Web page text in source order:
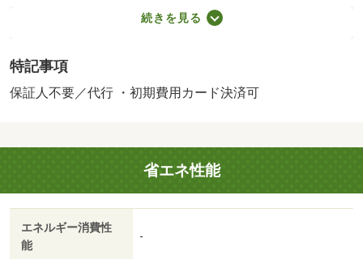
具家電付等を除く）。・賃貸保証等：加入要（【個人契
約】 初回契約事務手数料：３３，０００円（税込）、月
ゾンパートナーズ）・維持費等：町内会費月額５００円／
月・シャーメゾンライフＳＵＰＰＯＲＴ２４月額１，３２
続きを見る
特記事項
保証人不要／代行 ・初期費用カード決済可
省エネ性能
エネルギー消費性
能
-